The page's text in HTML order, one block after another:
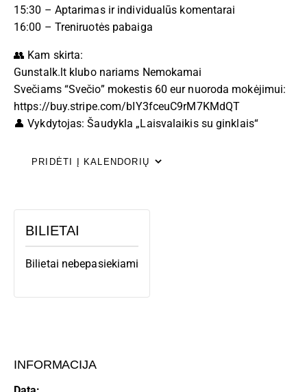
15:30 – Aptarimas ir individualūs komentarai
16:00 – Treniruotės pabaiga
👥 Kam skirta:
Gunstalk.lt klubo nariams Nemokamai
Svečiams “Svečio” mokestis 60 eur nuoroda mokėjimui:
https://buy.stripe.com/bIY3fceuC9rM7KMdQT
👤 Vykdytojas: Šaudykla „Laisvalaikis su ginklais“
PRIDĖTI Į KALENDORIŲ
INFORMACIJA
BILIETAI
Bilietai nebepasiekiami